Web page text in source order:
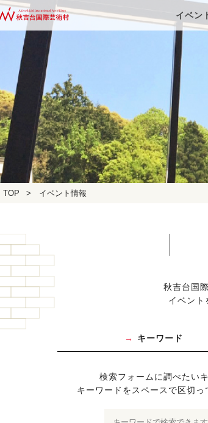
イベン
TOP > イベント情報
秋吉台国
イベント
キーワード
検索フォームに調べたい
キーワードをスペースで区切